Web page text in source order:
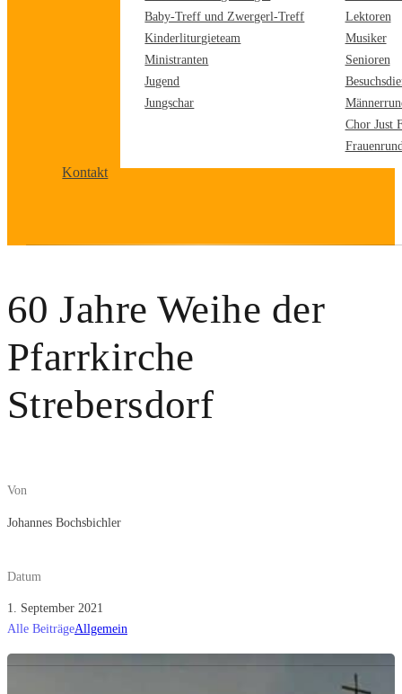
Baby-Treff und Zwergerl-Treff
Kinderliturgieteam
Ministranten
Jugend
Jungschar
Lektoren
Musiker
Senioren
Chor Just
Kontakt
60 Jahre Weihe der
Pfarrkirche
Strebersdorf
Von
Johannes Bochsbichler
Datum
1. September 2021
Alle BeiträgeAllgemein